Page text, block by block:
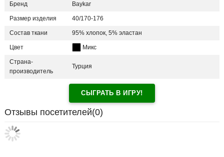
Бренд Baykar
Размер изделия 40/170-176
Состав ткани 95% хлопок, 5% эластан
Цвет Микс
Страна-
производитель
Турция
СЫГРАТЬ В ИГРУ!
Отзывы посетителей(0)